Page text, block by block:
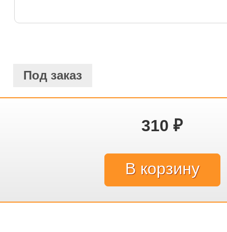
Под заказ
310 ₽